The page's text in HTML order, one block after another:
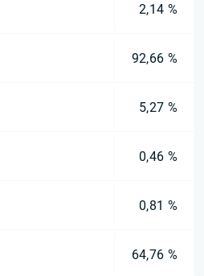
2,14 %
92,66 %
5,27 %
0,46 %
0,81 %
64,76 %